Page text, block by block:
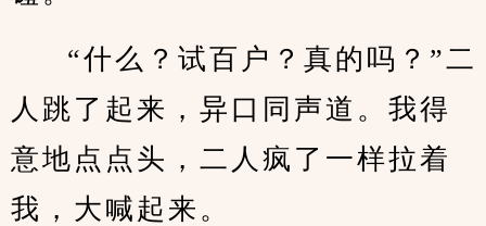
“什么？试百户？真的吗？”二
人跳了起来，异口同声道。我得
意地点点头，二人疯了一样拉着
我，大喊起来。